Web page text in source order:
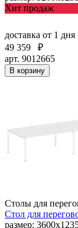
Хит продаж
доставка от 1 дня
49 359
₽
арт. 9012665
В корзину
Столы для
Стол для
размер: